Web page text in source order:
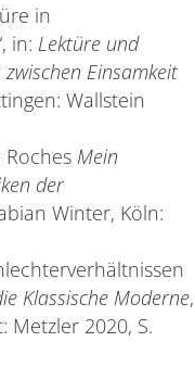
in
in: Lektüre und
Einsamkeit
Wallstein
Mein
der
Winter, Köln:
Klassische Moderne,
Metzler 2020, S.